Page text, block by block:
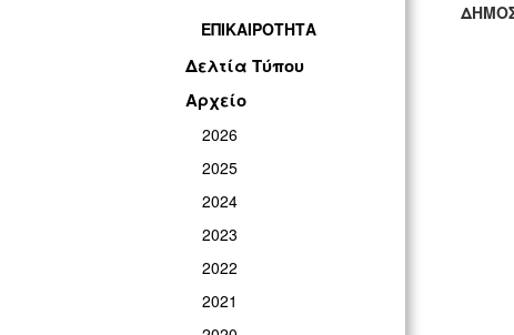
ΕΠΙΚΑΙΡΟΤΗΤΑ
Δελτία Τύπου
Αρχείο
2026
2025
2024
2023
2022
2021